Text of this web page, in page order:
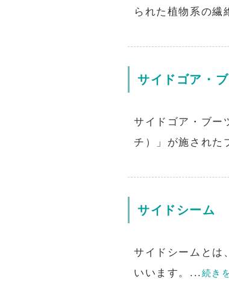
られた植物系の繊
サイドゴア・
サイドゴア・ブー
チ）」が施された
サイドシーム
サイドシームとは
いいます。...続き